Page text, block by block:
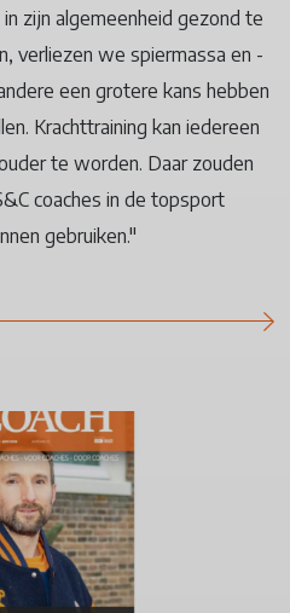
zijn algemeenheid gezond te
verliezen we spiermassa en -
een grotere kans hebben
Krachttraining kan iedereen
te worden. Daar zouden
coaches in de topsport
gebruiken."